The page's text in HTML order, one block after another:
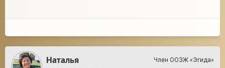
Наталья
Член ООЗЖ «Эгида»